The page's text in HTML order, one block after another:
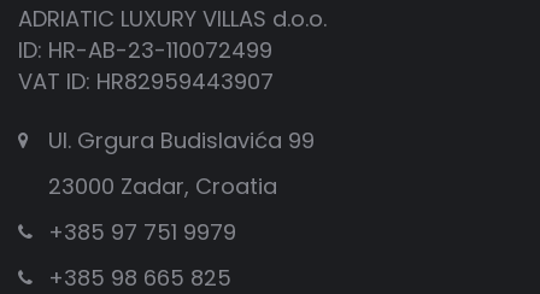
ADRIATIC LUXURY VILLAS d.o.o.
ID: HR-AB-23-110072499
VAT ID: HR82959443907
Ul. Grgura Budislavića 99
23000 Zadar, Croatia
+385 97 751 9979
+385 98 665 825